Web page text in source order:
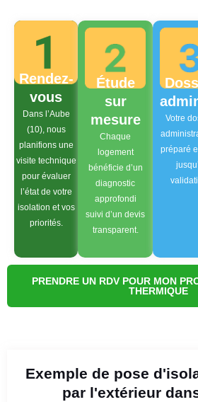
Rendez-
vous
Dans l’Aube
(10), nous
planifions une
visite technique
pour évaluer
l’état de votre
isolation et vos
priorités.
Étude
sur
mesure
Chaque
logement
bénéficie d’un
diagnostic
approfondi
suivi d’un devis
transparent.
Votre
préparé
PRENDRE UN RDV POUR MON
THERMIQUE
Exemple de pose
par l'extérieur